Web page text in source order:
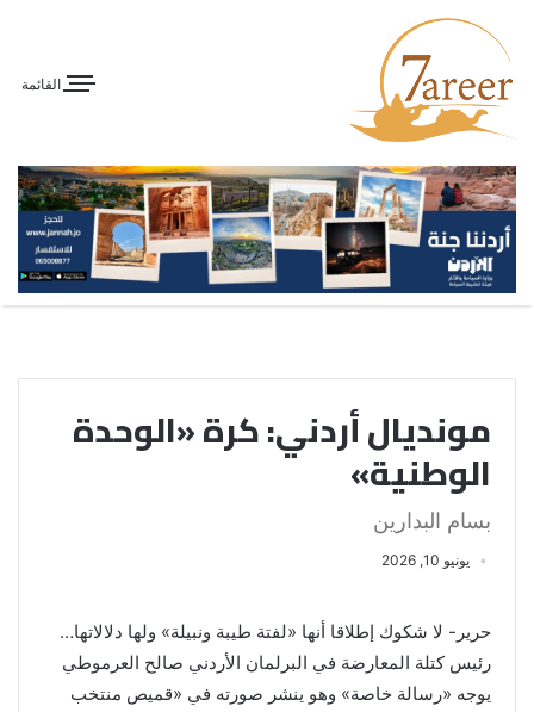
القائمة
مونديال أردني: كرة «الوحدة
الوطنية»
بسام البدارين
يونيو 10, 2026
حرير- لا شكوك إطلاقا أنها «لفتة طيبة ونبيلة» ولها دلالاتها…
رئيس كتلة المعارضة في البرلمان الأردني صالح العرموطي
يوجه «رسالة خاصة» وهو ينشر صورته في «قميص منتخب